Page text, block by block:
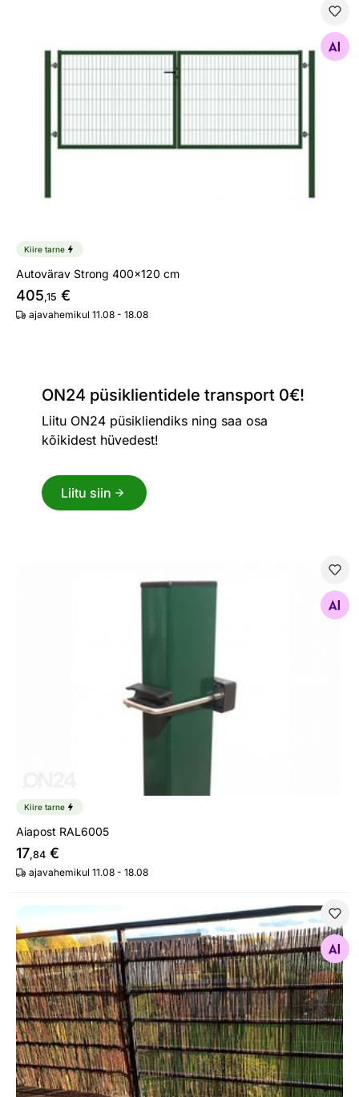
Otsi sarnaseid
Kiire tarne
Autovärav Strong 400x120 cm
405,15 €
ajavahemikul 11.08 - 18.08
Kiire tarne
Aiapost RAL6005
17,84 €
ajavahemikul 11.08 - 18.08
ON24 püsiklientidele transport 0€!
Liitu ON24 püsikliendiks ning saa osa
kõikidest hüvedest!
Liitu siin
Pajuaed
Otsi sarnaseid